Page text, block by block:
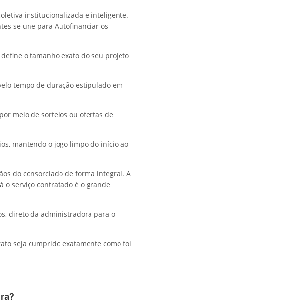
institucionalizada e inteligente.
se une para Autofinanciar os
define o tamanho exato do seu projeto
tempo de duração estipulado em
meio de sorteios ou ofertas de
mantendo o jogo limpo do início ao
do consorciado de forma integral. A
o serviço contratado é o grande
direto da administradora para o
seja cumprido exatamente como foi